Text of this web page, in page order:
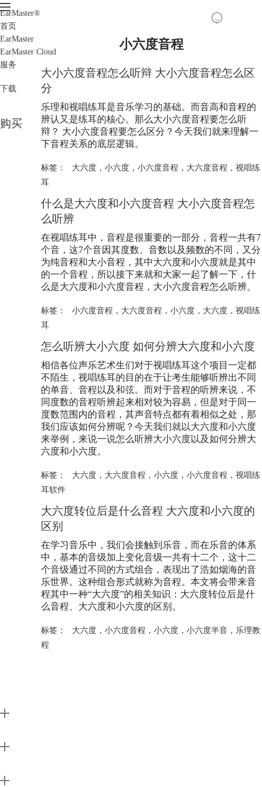
EarMaster®
首页
EarMaster
EarMaster Cloud
服务
下载
购买
小六度音程
大小六度音程怎么听辩 大小六度音程怎么区
分
乐理和视唱练耳是音乐学习的基础。而音高和音程的
辨认又是练耳的核心。那么大小六度音程要怎么听
辩？ 大小六度音程要怎么区分？今天我们就来理解一
下音程关系的底层逻辑。
标签： 大六度， 小六度， 小六度音程 ， 大六度音程 ， 视唱练
耳
什么是大六度和小六度音程 大小六度音程怎
么听辨
在视唱练耳中，音程是很重要的一部分，音程一共有7
个音，这7个音因其度数、音数以及频数的不同，又分
为纯音程和大小音程，其中大六度和小六度就是其中
的一个音程，所以接下来就和大家一起了解一下，什
么是大六度和小六度音程，大小六度音程怎么听辨。
标签： 小六度音程 ， 大六度音程 ， 小六度， 大六度， 视唱练
耳
怎么听辨大小六度 如何分辨大六度和小六度
相信各位声乐艺术生们对于视唱练耳这个项目一定都
不陌生，视唱练耳的目的在于让考生能够听辨出不同
的单音、音程以及和弦。而对于音程的听辨来说，不
同度数的音程听辨起来相对较为容易，但是对于同一
度数范围内的音程，其声音特点都有着相似之处，那
我们应该如何分辨呢？今天我们就以大六度和小六度
来举例，来说一说怎么听辨大小六度以及如何分辨大
六度和小六度。
标签： 大六度， 大六度音程 ， 小六度， 小六度音程 ， 视唱练
耳软件
大六度转位后是什么音程 大六度和小六度的
区别
在学习音乐中，我们会接触到乐音，而在乐音的体系
中，基本的音级加上变化音级一共有十二个，这十二
个音级通过不同的方式组合，表现出了浩如烟海的音
乐世界。这种组合形式就称为音程。本文将会带来音
程其中一种“大六度”的相关知识：大六度转位后是什
么音程、大六度和小六度的区别。
标签： 大六度， 小六度音程 ， 小六度， 小六度半音， 乐理教
程